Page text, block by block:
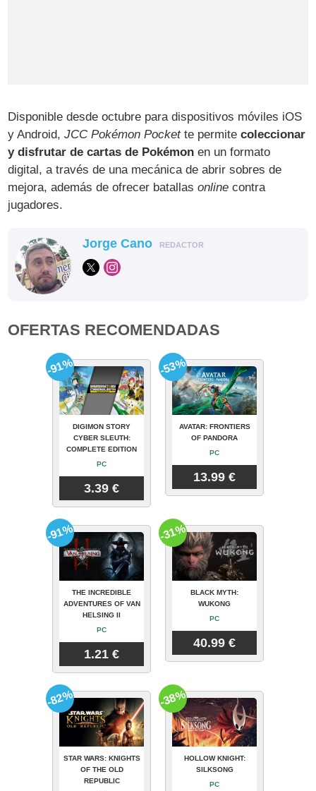
Disponible desde octubre para dispositivos móviles iOS
y Android,JCC Pokémon Pockette permitecoleccionar
y disfrutar de cartas de Pokémon en un formato
digital, a través de una mecánica de abrir sobres de
mejora, además de ofrecer batallasonline contra
jugadores.
Jorge Cano REDACTOR
OFERTAS RECOMENDADAS
DIGIMON STORY
CYBER SLEUTH:
COMPLETE EDITION
PC
3.39 €
-91%
AVATAR: FRONTIERS
OF PANDORA
PC
13.99 €
-53%
THE INCREDIBLE
ADVENTURES OF VAN
HELSING II
PC
1.21 €
-91%
BLACK MYTH:
WUKONG
PC
40.99 €
-31%
STAR WARS: KNIGHTS
OF THE OLD
REPUBLIC
-82%
HOLLOW KNIGHT:
SILKSONG
PC
-38%